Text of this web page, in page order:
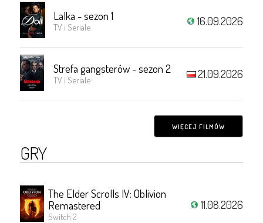
Lalka - sezon 1
TV i Seriale 16.09.2026
Strefa gangsterów - sezon 2
TV i Seriale 21.09.2026
WIĘCEJ FILMÓW
GRY
The Elder Scrolls IV: Oblivion
Remastered
Switch 2
11.08.2026